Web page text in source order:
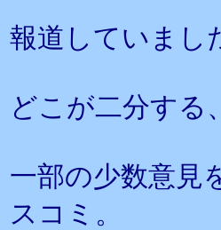
報道していまし
どこが二分する
一部の少数意見
スコミ。